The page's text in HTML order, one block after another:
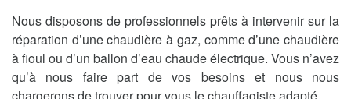
Nous disposons de professionnels prêts à intervenir sur la
réparation d’une chaudière à gaz, comme d’une chaudière
à fioul ou d’un ballon d’eau chaude électrique. Vous n’avez
qu’à nous faire part de vos besoins et nous nous